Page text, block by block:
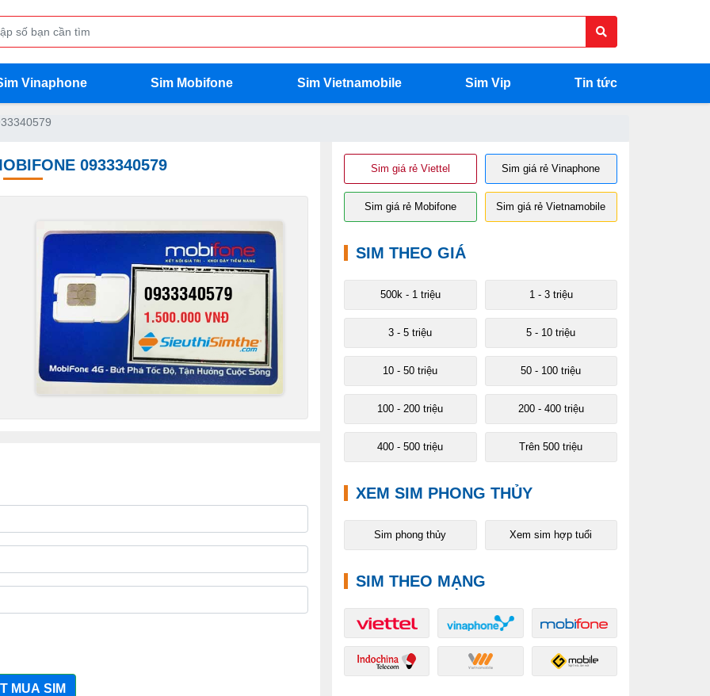
Vinaphone Sim Mobifone Sim Vietnamobile Sim Vip Tin tức
0933340579
MUA SIM
Sim giá rẻ Viettel Sim giá rẻ Vinaphone
Sim giá rẻ Mobifone Sim giá rẻ Vietnamobile
SIM THEO GIÁ
500k - 1 triệu 1 - 3 triệu
3 - 5 triệu 5 - 10 triệu
10 - 50 triệu 50 - 100 triệu
100 - 200 triệu 200 - 400 triệu
400 - 500 triệu Trên 500 triệu
XEM SIM PHONG THỦY
Sim phong thủy Xem sim hợp tuổi
SIM THEO MẠNG